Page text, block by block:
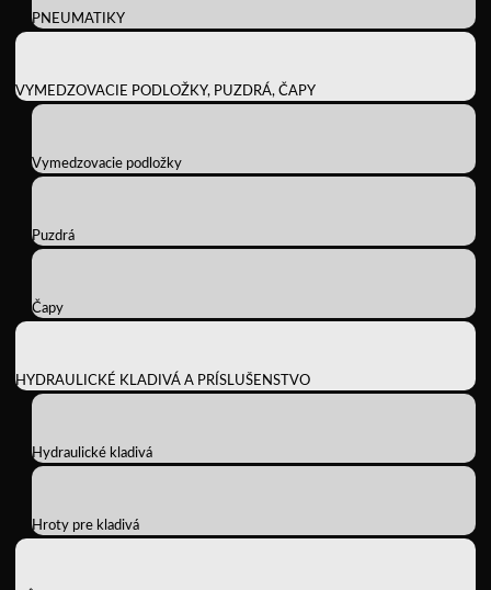
PNEUMATIKY
VYMEDZOVACIE PODLOŽKY, PUZDRÁ, ČAPY
Vymedzovacie podložky
Puzdrá
Čapy
HYDRAULICKÉ KLADIVÁ A PRÍSLUŠENSTVO
Hydraulické kladivá
Hroty pre kladivá